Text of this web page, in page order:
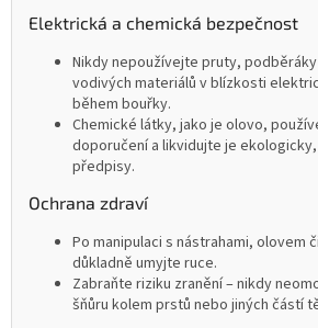
Elektrická a chemická bezpečnost
Nikdy nepoužívejte pruty,
vodivých materiálů v blízkosti
během bouřky.
Chemické látky, jako je olovo,
doporučení a likvidujte je
předpisy.
Ochrana zdraví
Po manipulaci s nástrahami, olovem
důkladně umyjte ruce.
Zabraňte riziku zranění – nikdy
šňůru kolem prstů nebo jiných částí